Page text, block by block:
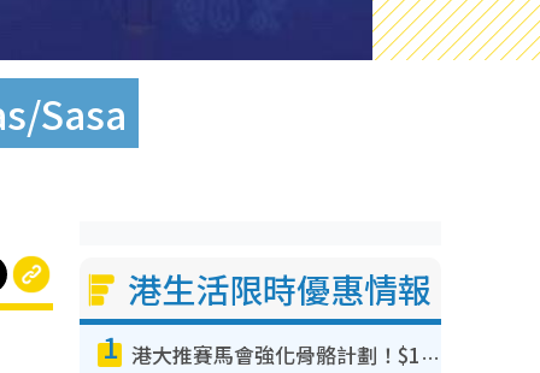
Sasa
港生活限時優惠情報
1 港大推賽馬會強化骨骼計劃！$100骨質密度X光檢查 完成免費運動訓練送超市禮券！附參加資格